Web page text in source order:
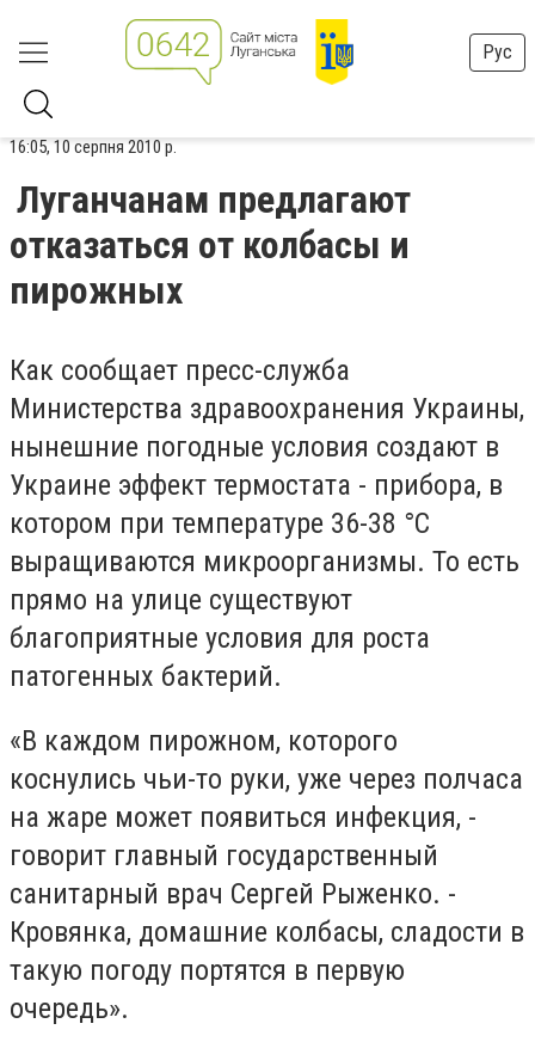
Рус
16:05, 10 серпня 2010 р.
Луганчанам предлагают
отказаться от колбасы и
пирожных
Как сообщает пресс-служба
Министерства здравоохранения Украины,
нынешние погодные условия создают в
Украине эффект термостата - прибора, в
котором при температуре 36-38 °C
выращиваются микроорганизмы. То есть
прямо на улице существуют
благоприятные условия для роста
патогенных бактерий.
«В каждом пирожном, которого
коснулись чьи-то руки, уже через полчаса
на жаре может появиться инфекция, -
говорит главный государственный
санитарный врач Сергей Рыженко. -
Кровянка, домашние колбасы, сладости в
такую погоду портятся в первую
очередь».